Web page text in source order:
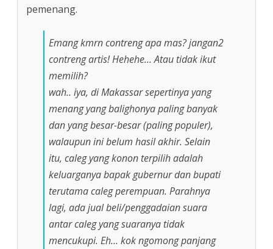
pemenang.
Emang kmrn contreng apa mas? jangan2
contreng artis! Hehehe… Atau tidak ikut
memilih?
wah.. iya, di Makassar sepertinya yang
menang yang balighonya paling banyak
dan yang besar-besar (paling populer),
walaupun ini belum hasil akhir. Selain
itu, caleg yang konon terpilih adalah
keluarganya bapak gubernur dan bupati
terutama caleg perempuan. Parahnya
lagi, ada jual beli/penggadaian suara
antar caleg yang suaranya tidak
mencukupi. Eh… kok ngomong panjang